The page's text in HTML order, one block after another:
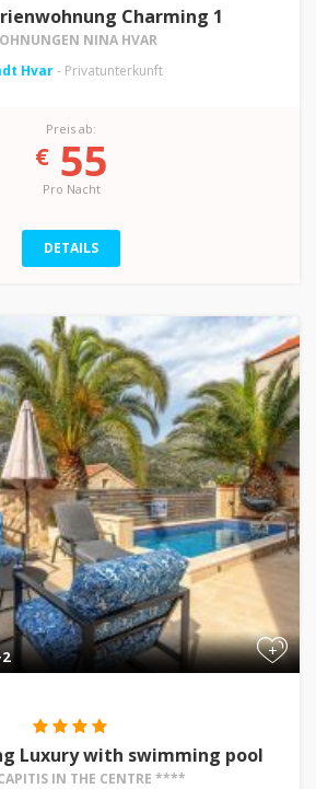
Charming 1
NINA HVAR
Hvar- Privatunterkunft
Preis ab:
€55
Pro Nacht
DETAILS
+
Luxury with swimming pool
IN THE CENTRE ****